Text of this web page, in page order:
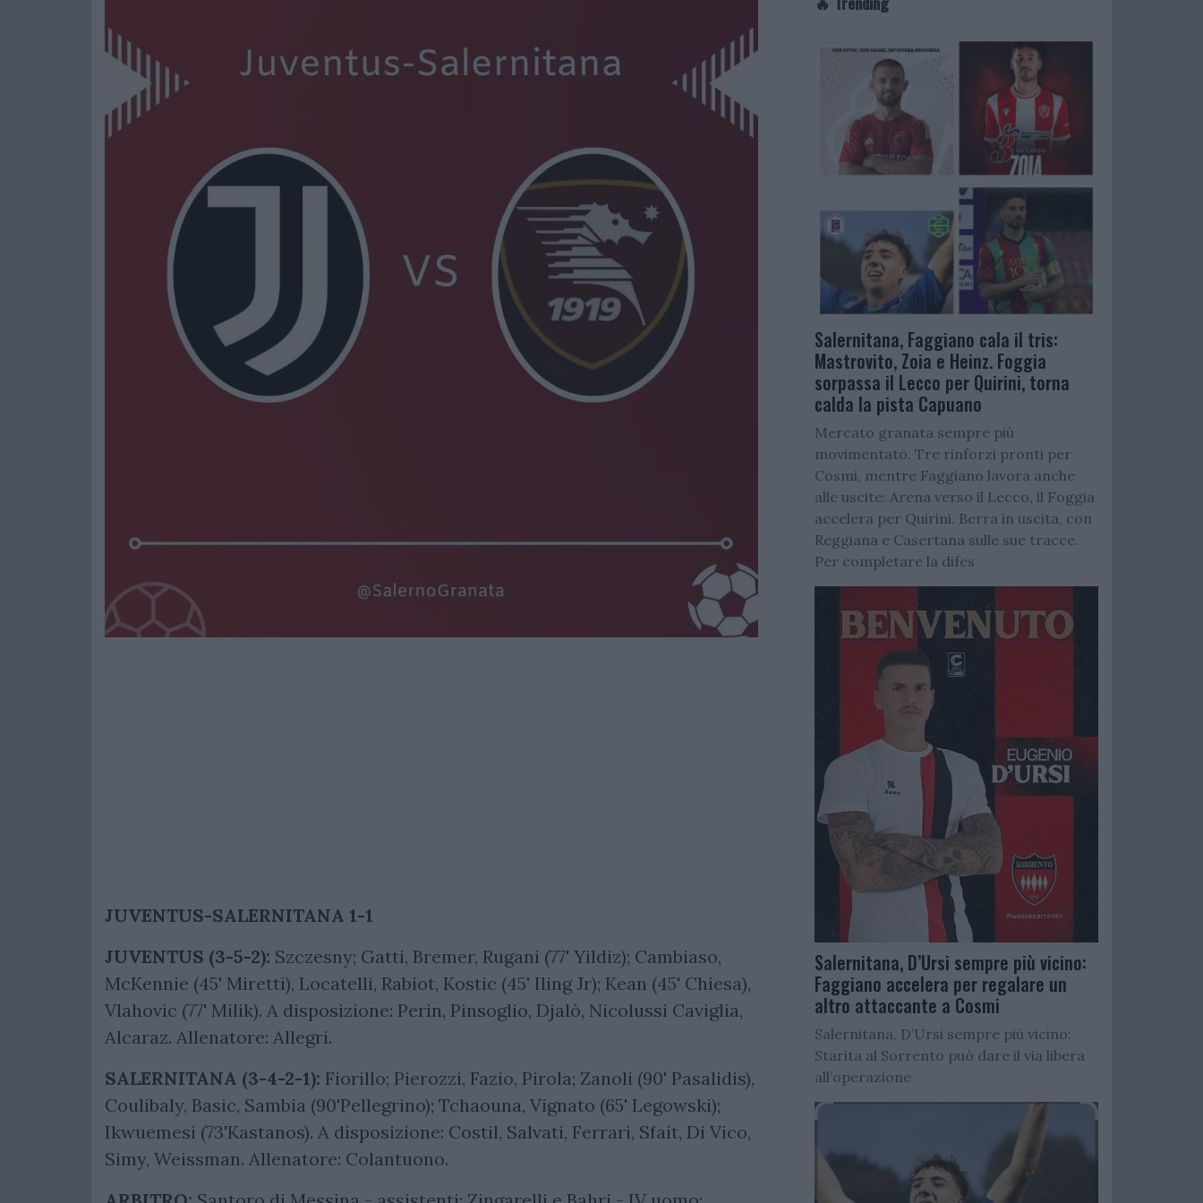
JUVENTUS-SALERNITANA 1-1
JUVENTUS (3-5-2): Szczesny; Gatti, Bremer, Rugani (77' Yildiz); Cambiaso,
McKennie (45' Miretti), Locatelli, Rabiot, Kostic (45' Iling Jr); Kean (45' Chiesa),
Vlahovic (77' Milik). A disposizione: Perin, Pinsoglio, Djalò, Nicolussi Caviglia,
Alcaraz. Allenatore: Allegri.
SALERNITANA (3-4-2-1): Fiorillo; Pierozzi, Fazio, Pirola; Zanoli (90' Pasalidis),
Coulibaly, Basic, Sambia (90'Pellegrino); Tchaouna, Vignato (65' Legowski);
Ikwuemesi (73'Kastanos). A disposizione: Costil, Salvati, Ferrari, Sfait, Di Vico,
Simy, Weissman. Allenatore: Colantuono.
Salernitana, Faggiano cala il tris:
Mastrovito, Zoia e Heinz. Foggia
sorpassa il Lecco per Quirini, torna
calda la pista Capuano
Mercato granata sempre più
movimentato. Tre rinforzi pronti per
Cosmi, mentre Faggiano lavora anche
alle uscite: Arena verso il Lecco, il Foggia
accelera per Quirini. Berra in uscita, con
Reggiana e Casertana sulle sue tracce.
Per completare la difes
Salernitana, D’Ursi sempre più vicino:
Faggiano accelera per regalare un
altro attaccante a Cosmi
Salernitana, D’Ursi sempre più vicino:
Starita al Sorrento può dare il via libera
all’operazione